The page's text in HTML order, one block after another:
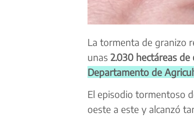
La tormenta de granizo
unas 2.030 hectáreas de
Departamento de
El episodio tormentoso
oeste a este y alcanzó